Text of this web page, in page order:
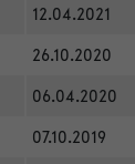
12.04.2021
26.10.2020
06.04.2020
07.10.2019